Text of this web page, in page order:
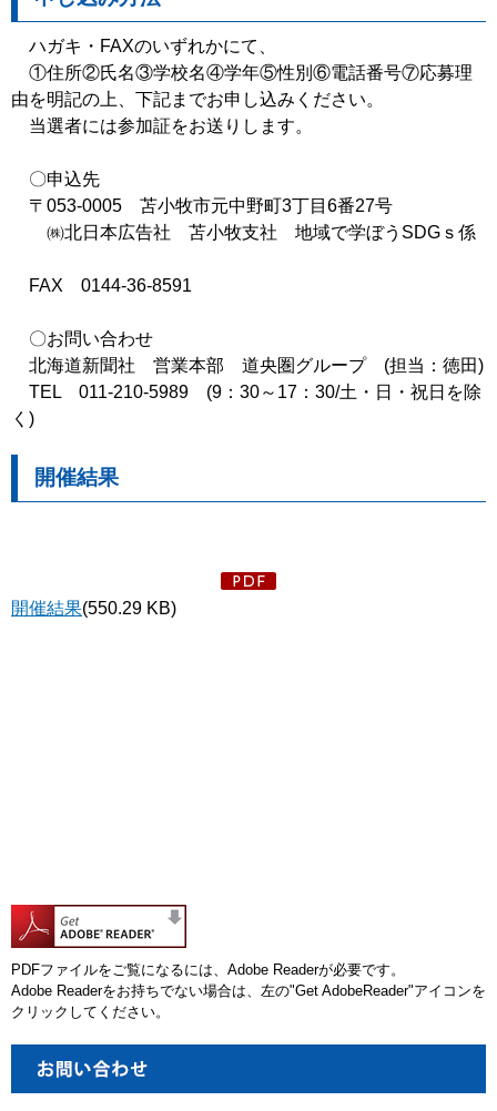
ハガキ・FAXのいずれかにて、
①住所②氏名③学校名④学年⑤性別⑥電話番号⑦応募理
由を明記の上、下記までお申し込みください。
当選者には参加証をお送りします。
〇申込先
〒053-0005 苫小牧市元中野町3丁目6番27号
㈱北日本広告社 苫小牧支社 地域で学ぼうSDGｓ係
FAX 0144-36-8591
〇お問い合わせ
北海道新聞社 営業本部 道央圏グループ (担当：徳田)
TEL 011-210-5989 (9：30～17：30/土・日・祝日を除
く)
開催結果
開催結果(550.29 KB)
PDFファイルをご覧になるには、Adobe Readerが必要です。
Adobe Readerをお持ちでない場合は、左の"Get AdobeReader"アイコンを
クリックしてください。